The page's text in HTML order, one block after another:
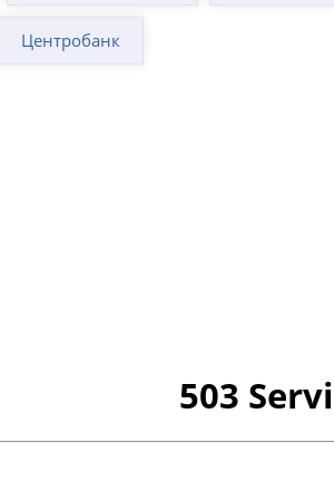
Центробанк
503